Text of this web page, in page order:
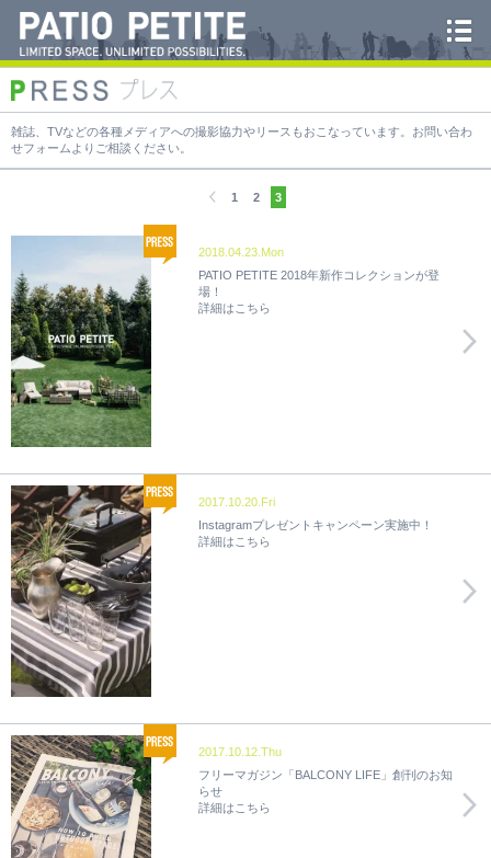
雑誌、TVなどの各種メディアへの撮影協力やリースもおこなっています。お問い合わ
せフォームよりご相談ください。
1 2 3
2018.04.23.Mon
PATIO PETITE 2018年新作コレクションが登
場！
詳細はこちら
2017.10.20.Fri
Instagramプレゼントキャンペーン実施中！
詳細はこちら
2017.10.12.Thu
フリーマガジン「BALCONY LIFE」創刊のお知
らせ
詳細はこちら